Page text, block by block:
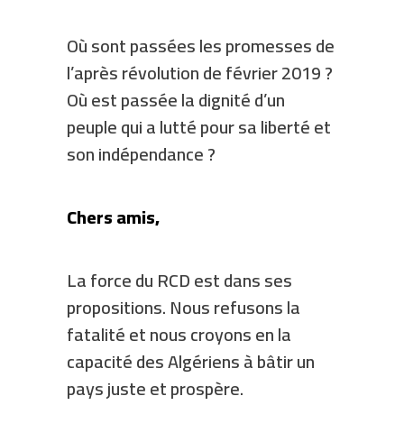
Où sont passées les promesses de
l’après révolution de février 2019 ?
Où est passée la dignité d’un
peuple qui a lutté pour sa liberté et
son indépendance ?
Chers amis,
La force du RCD est dans ses
propositions. Nous refusons la
fatalité et nous croyons en la
capacité des Algériens à bâtir un
pays juste et prospère.